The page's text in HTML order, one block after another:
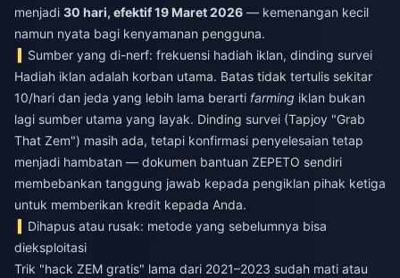
menjadi 30 hari, efektif 19 Maret 2026 — kemenangan kecil
namun nyata bagi kenyamanan pengguna.
Sumber yang di-nerf: frekuensi hadiah iklan, dinding survei
Hadiah iklan adalah korban utama. Batas tidak tertulis sekitar
10/hari dan jeda yang lebih lama berarti farming iklan bukan
lagi sumber utama yang layak. Dinding survei (Tapjoy "Grab
That Zem") masih ada, tetapi konfirmasi penyelesaian tetap
menjadi hambatan — dokumen bantuan ZEPETO sendiri
membebankan tanggung jawab kepada pengiklan pihak ketiga
untuk memberikan kredit kepada Anda.
Dihapus atau rusak: metode yang sebelumnya bisa
dieksploitasi
Trik "hack ZEM gratis" lama dari 2021–2023 sudah mati atau